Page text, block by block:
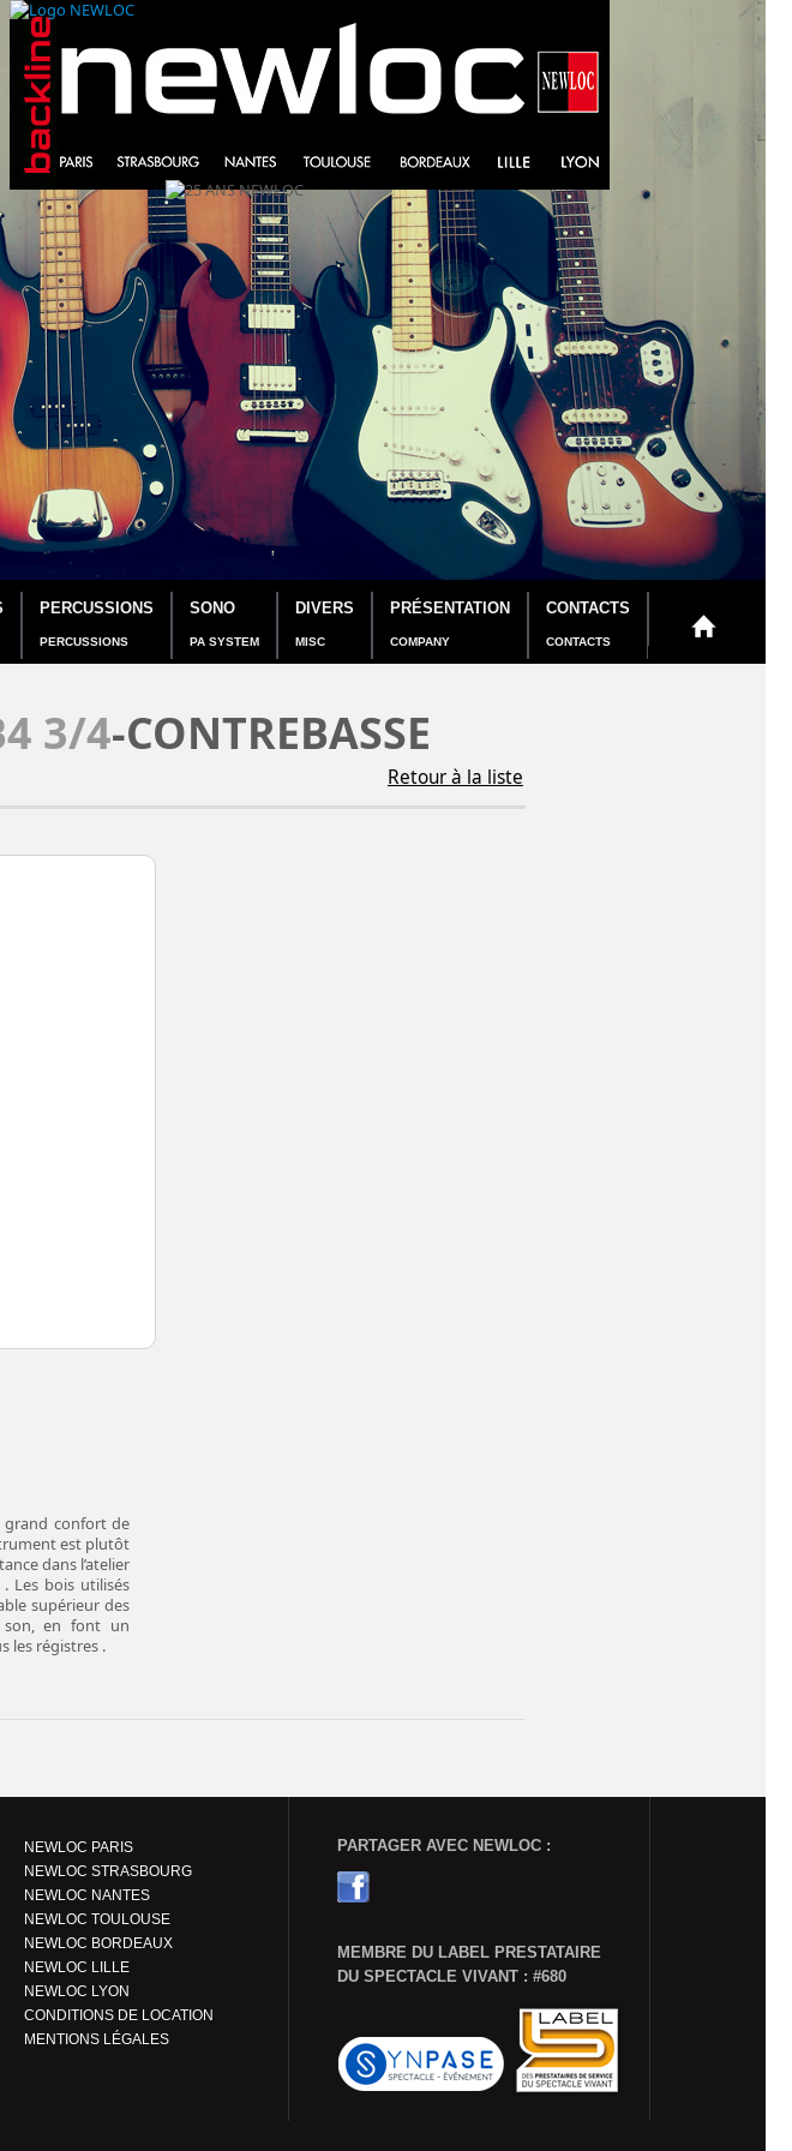
PERCUSSIONS
PERCUSSIONS
SONO
PA SYSTEM
DIVERS
MISC
PRÉSENTATION
COMPANY
CONTACTS
CONTACTS
3/4-CONTREBASSE
Retour à la liste
grand confort de
dans l’atelier
son, en font un
les régistres .
NEWLOC PARIS
NEWLOC STRASBOURG
NEWLOC NANTES
NEWLOC TOULOUSE
NEWLOC BORDEAUX
NEWLOC LILLE
NEWLOC LYON
CONDITIONS DE LOCATION
MENTIONS LÉGALES
PARTAGER AVEC NEWLOC :
MEMBRE DU LABEL PRESTATAIRE
DU SPECTACLE VIVANT : #680